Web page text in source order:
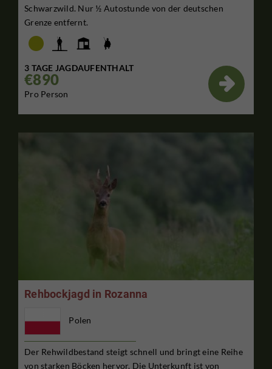
Schwarzwild. Nur ½ Autostunde von der deutschen
Grenze entfernt.
3 TAGE JAGDAUFENTHALT
€890
Pro Person

Rehbockjagd in Rozanna
Polen
Der Rehwildbestand steigt schnell und bringt eine Reihe
von starken Böcken hervor. Die Unterkunft ist von